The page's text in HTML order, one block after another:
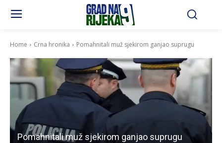
Home Crna hronika Pomahnitali muž sjekirom ganjao suprugu
Pomahnitali muž sjekirom ganjao suprugu